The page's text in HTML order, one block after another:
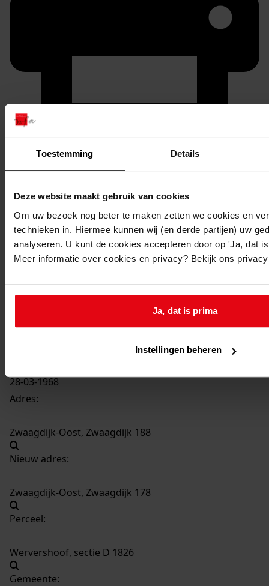
Toestemming Details
Deze website maakt gebruik van cookies
Om uw bezoek nog beter te maken zetten we cookies en
technieken in. Hiermee kunnen wij (en derde partijen) uw
analyseren. U kunt de cookies accepteren door op 'Ja, dat
Meer informatie over cookies en privacy? Bekijk ons
Ja, dat is prima
Instellingen beheren
duurzaam webadres
Inventaris
Inv.nrs. 2201-2300
2253Het bouwen van een overkapping, 1968
Datering:
Beschrijving:
Het bouwen van een overkapping
28-03-1968
Adres:
Zwaagdijk-Oost, Zwaagdijk 188
Nieuw adres:
Zwaagdijk-Oost, Zwaagdijk 178
Perceel:
Wervershoof, sectie D 1826
Gemeente: